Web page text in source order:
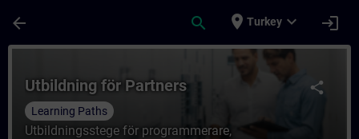
arrow_back search place Turkey expand_more login
Course - Utbildning för Partners -
share
Utbildning för Partners
Learning Paths
Utbildningsstege för programmerare,